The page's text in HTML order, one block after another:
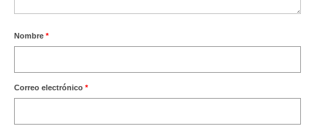
Nombre *
Correo electrónico *